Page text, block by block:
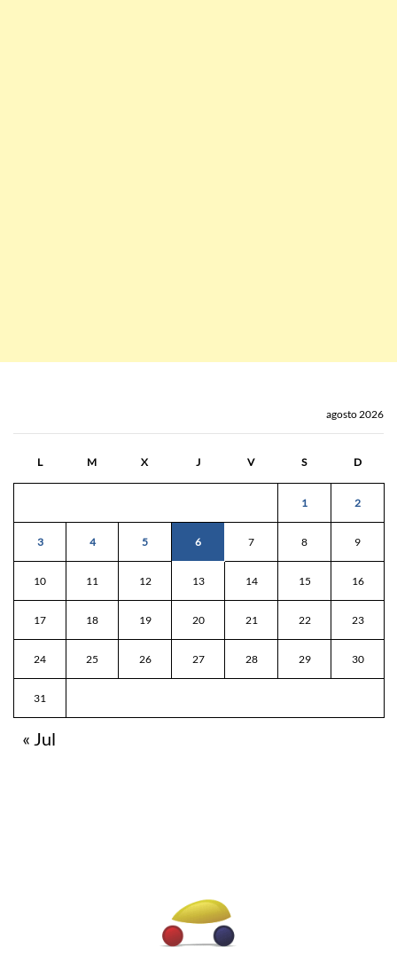
agosto 2026
L M X J V S D
1 2
3 4 5 6 7 8 9
10 11 12 13 14 15 16
17 18 19 20 21 22 23
24 25 26 27 28 29 30
31
« Jul